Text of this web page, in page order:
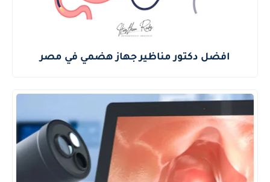
افضل دكتور مناظير جهاز هضمي في مصر